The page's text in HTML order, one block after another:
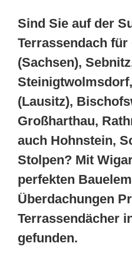
Sind Sie auf der
Terrassendach für
(Sachsen),
(Lausitz),
Großharthau,
auch Hohnstein,
Stolpen? Mit
perfekten
Überdachungen
Terrassendächer
gefunden.